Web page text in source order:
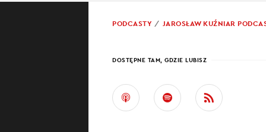
PROWADZĄCY:
Ukraine in
PODCASTY
JAROSŁAW KUŹNIAR
DOSTĘPNE TAM, GDZIE LUBISZ